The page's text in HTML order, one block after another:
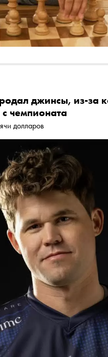
джинсы, из-за
чемпионата
долларов